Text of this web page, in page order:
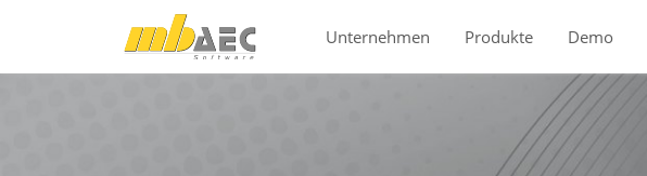
Direkt zur Hauptnavigation springen
Direkt zum Inhalt springen
Unternehmen
Produkte Demo